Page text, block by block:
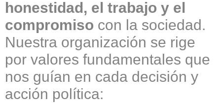
honestidad, el trabajo y el
compromiso con la sociedad.
Nuestra organización se rige
por valores fundamentales que
nos guían en cada decisión y
acción política: